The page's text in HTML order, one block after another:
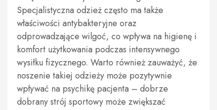
Specjalistyczna odzież często ma także
właściwości antybakteryjne oraz
odprowadzające wilgoć, co wpływa na higienę i
komfort użytkowania podczas intensywnego
wysiłku fizycznego. Warto również zauważyć, że
noszenie takiej odzieży może pozytywnie
wpływać na psychikę pacjenta – dobrze
dobrany strój sportowy może zwiększać